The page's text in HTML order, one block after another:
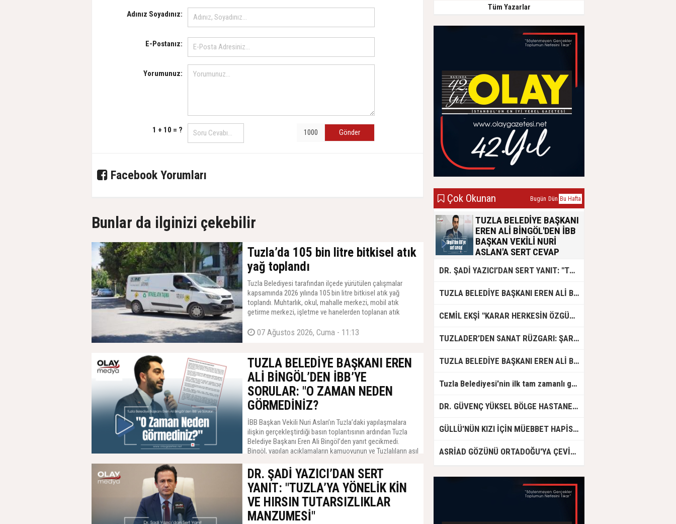
Adınız Soyadınız:
E-Postanız:
Yorumunuz:
1 + 10 = ? Gönder
Facebook Yorumları
Bunlar da ilginizi çekebilir
Tuzla’da 105 bin litre bitkisel atık
yağ toplandı
Tuzla Belediyesi tarafından ilçede yürütülen çalışmalar
kapsamında 2026 yılında 105 bin litre bitkisel atık yağ
toplandı. Muhtarlık, okul, mahalle merkezi, mobil atık
getirme merkezi, işletme ve hanelerden toplanan atık
kazandırılıyor.
07 Ağustos 2026, Cuma - 11:13
TUZLA BELEDİYE BAŞKANI EREN
ALİ BİNGÖL’DEN İBB’YE
SORULAR: "O ZAMAN NEDEN
GÖRMEDİNİZ?
İBB Başkan Vekili Nuri Aslan’ın Tuzla’daki yapılaşmalara
ilişkin gerçekleştirdiği basın toplantısının ardından Tuzla
Belediye Başkanı Eren Ali Bingöl’den yanıt gecikmedi.
Bingöl, yapılan açıklamaların kamuoyunun ve Tuzlalıların asıl
yönetimine 5 kritik soru yöneltti.
05 Ağustos 2026, Çarşamba - 17:02
DR. ŞADİ YAZICI’DAN SERT
YANIT: "TUZLA’YA YÖNELİK KİN
VE HIRSIN TUTARSIZLIKLAR
MANZUMESİ"
Tüm Yazarlar
Çok Okunan Bugün Dün Bu Hafta
TUZLA BELEDİYE BAŞKANI
EREN ALİ BİNGÖL'DEN İBB
BAŞKAN VEKİLİ NURİ
ASLAN'A SERT CEVAP
Bingöl, İBB Başkan Vekili Nuri
açıklamalarına yazılı bir basın
açıklamasıyla yanıt verdi. Konunun
Tuzlalının geleceğini ilgilendiren
hayati bir sorun olduğunu vurgulayan
2024 yıllarına ait olduğunu belirtti.
DR. ŞADİ YAZICI’DAN SERT YANIT: "TUZLA’YA YÖNELİK KİN VE HIRSIN TUTARSIZLIKLAR MANZUMESİ"
TUZLA BELEDİYE BAŞKANI EREN ALİ BİNGÖL AK PARTİ'DE
CEMİL EKŞİ "KARAR HERKESİN ÖZGÜRLÜĞÜ"
TUZLADER’DEN SANAT RÜZGARI: ŞARKILAR TUZLA İÇİN SÖYLENDİ
TUZLA BELEDİYE BAŞKANI EREN ALİ BİNGÖL’DEN İBB’YE SORULAR: "O ZAMAN NEDEN GÖRMEDİNİZ?
Tuzla Belediyesi'nin ilk tam zamanlı gündüz bakımevi için ön kayıtlar başlıyor
DR. GÜVENÇ YÜKSEL BÖLGE HASTANESİ'NDE ÇALIŞMAYA BAŞLADI
GÜLLÜ'NÜN KIZI İÇİN MÜEBBET HAPİS CEZASI İSTENDİ!
ASRİAD GÖZÜNÜ ORTADOĞU'YA ÇEVİRDİ